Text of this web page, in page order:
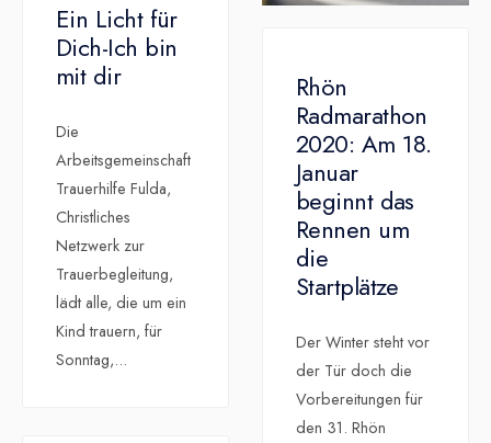
Rhön
Radmarathon
2020: Am 18.
Januar
beginnt das
Rennen um
die
Startplätze
Der Winter steht vor
der Tür doch die
Vorbereitungen für
den 31. Rhön
Ein Licht für
Dich-Ich bin
mit dir
Die
Arbeitsgemeinschaft
Trauerhilfe Fulda,
Christliches
Netzwerk zur
Trauerbegleitung,
lädt alle, die um ein
Kind trauern, für
Sonntag,...